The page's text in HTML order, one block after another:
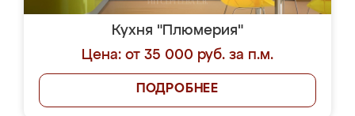
Кухня "Плюмерия"
Цена: от 35 000 руб. за п.м.
ПОДРОБНЕЕ